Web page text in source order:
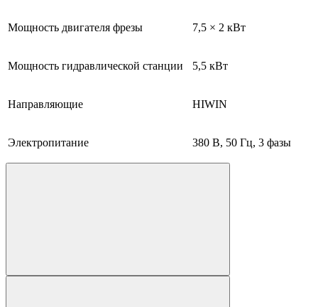
Мощность двигателя фрезы 7,5 × 2 кВт
Мощность гидравлической станции 5,5 кВт
Направляющие HIWIN
Электропитание 380 В, 50 Гц, 3 фазы